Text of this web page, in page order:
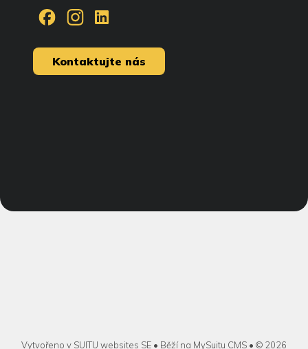
Kontaktujte nás
Vytvořeno v SUITU websites SE • Běží na MySuitu CMS • © 2026